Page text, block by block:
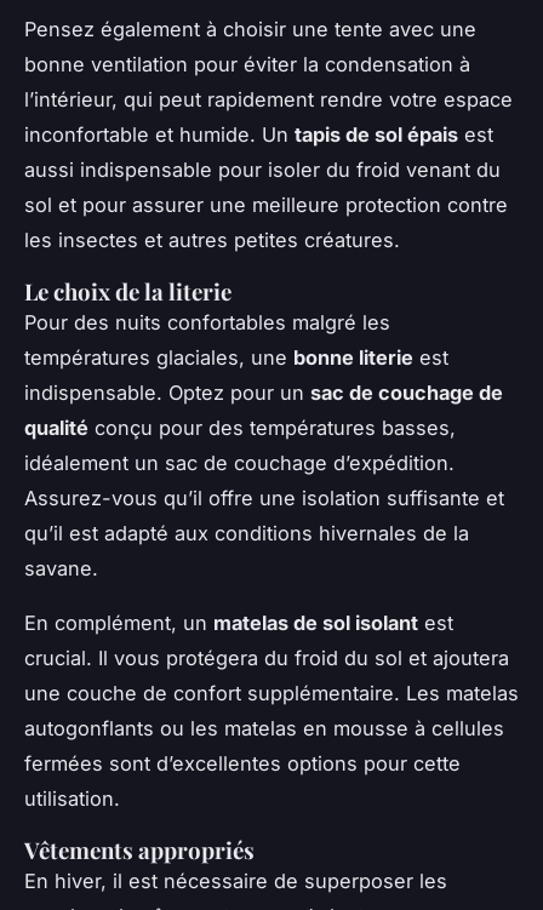
Pensez également à choisir une tente avec une
bonne ventilation pour éviter la condensation à
l’intérieur, qui peut rapidement rendre votre espace
inconfortable et humide. Un tapis de sol épais est
aussi indispensable pour isoler du froid venant du
sol et pour assurer une meilleure protection contre
les insectes et autres petites créatures.
Le choix de la literie
Pour des nuits confortables malgré les
températures glaciales, une bonne literie est
indispensable. Optez pour un sac de couchage de
qualité conçu pour des températures basses,
idéalement un sac de couchage d’expédition.
Assurez-vous qu’il offre une isolation suffisante et
qu’il est adapté aux conditions hivernales de la
savane.
En complément, un matelas de sol isolant est
crucial. Il vous protégera du froid du sol et ajoutera
une couche de confort supplémentaire. Les matelas
autogonflants ou les matelas en mousse à cellules
fermées sont d’excellentes options pour cette
utilisation.
Vêtements appropriés
En hiver, il est nécessaire de superposer les